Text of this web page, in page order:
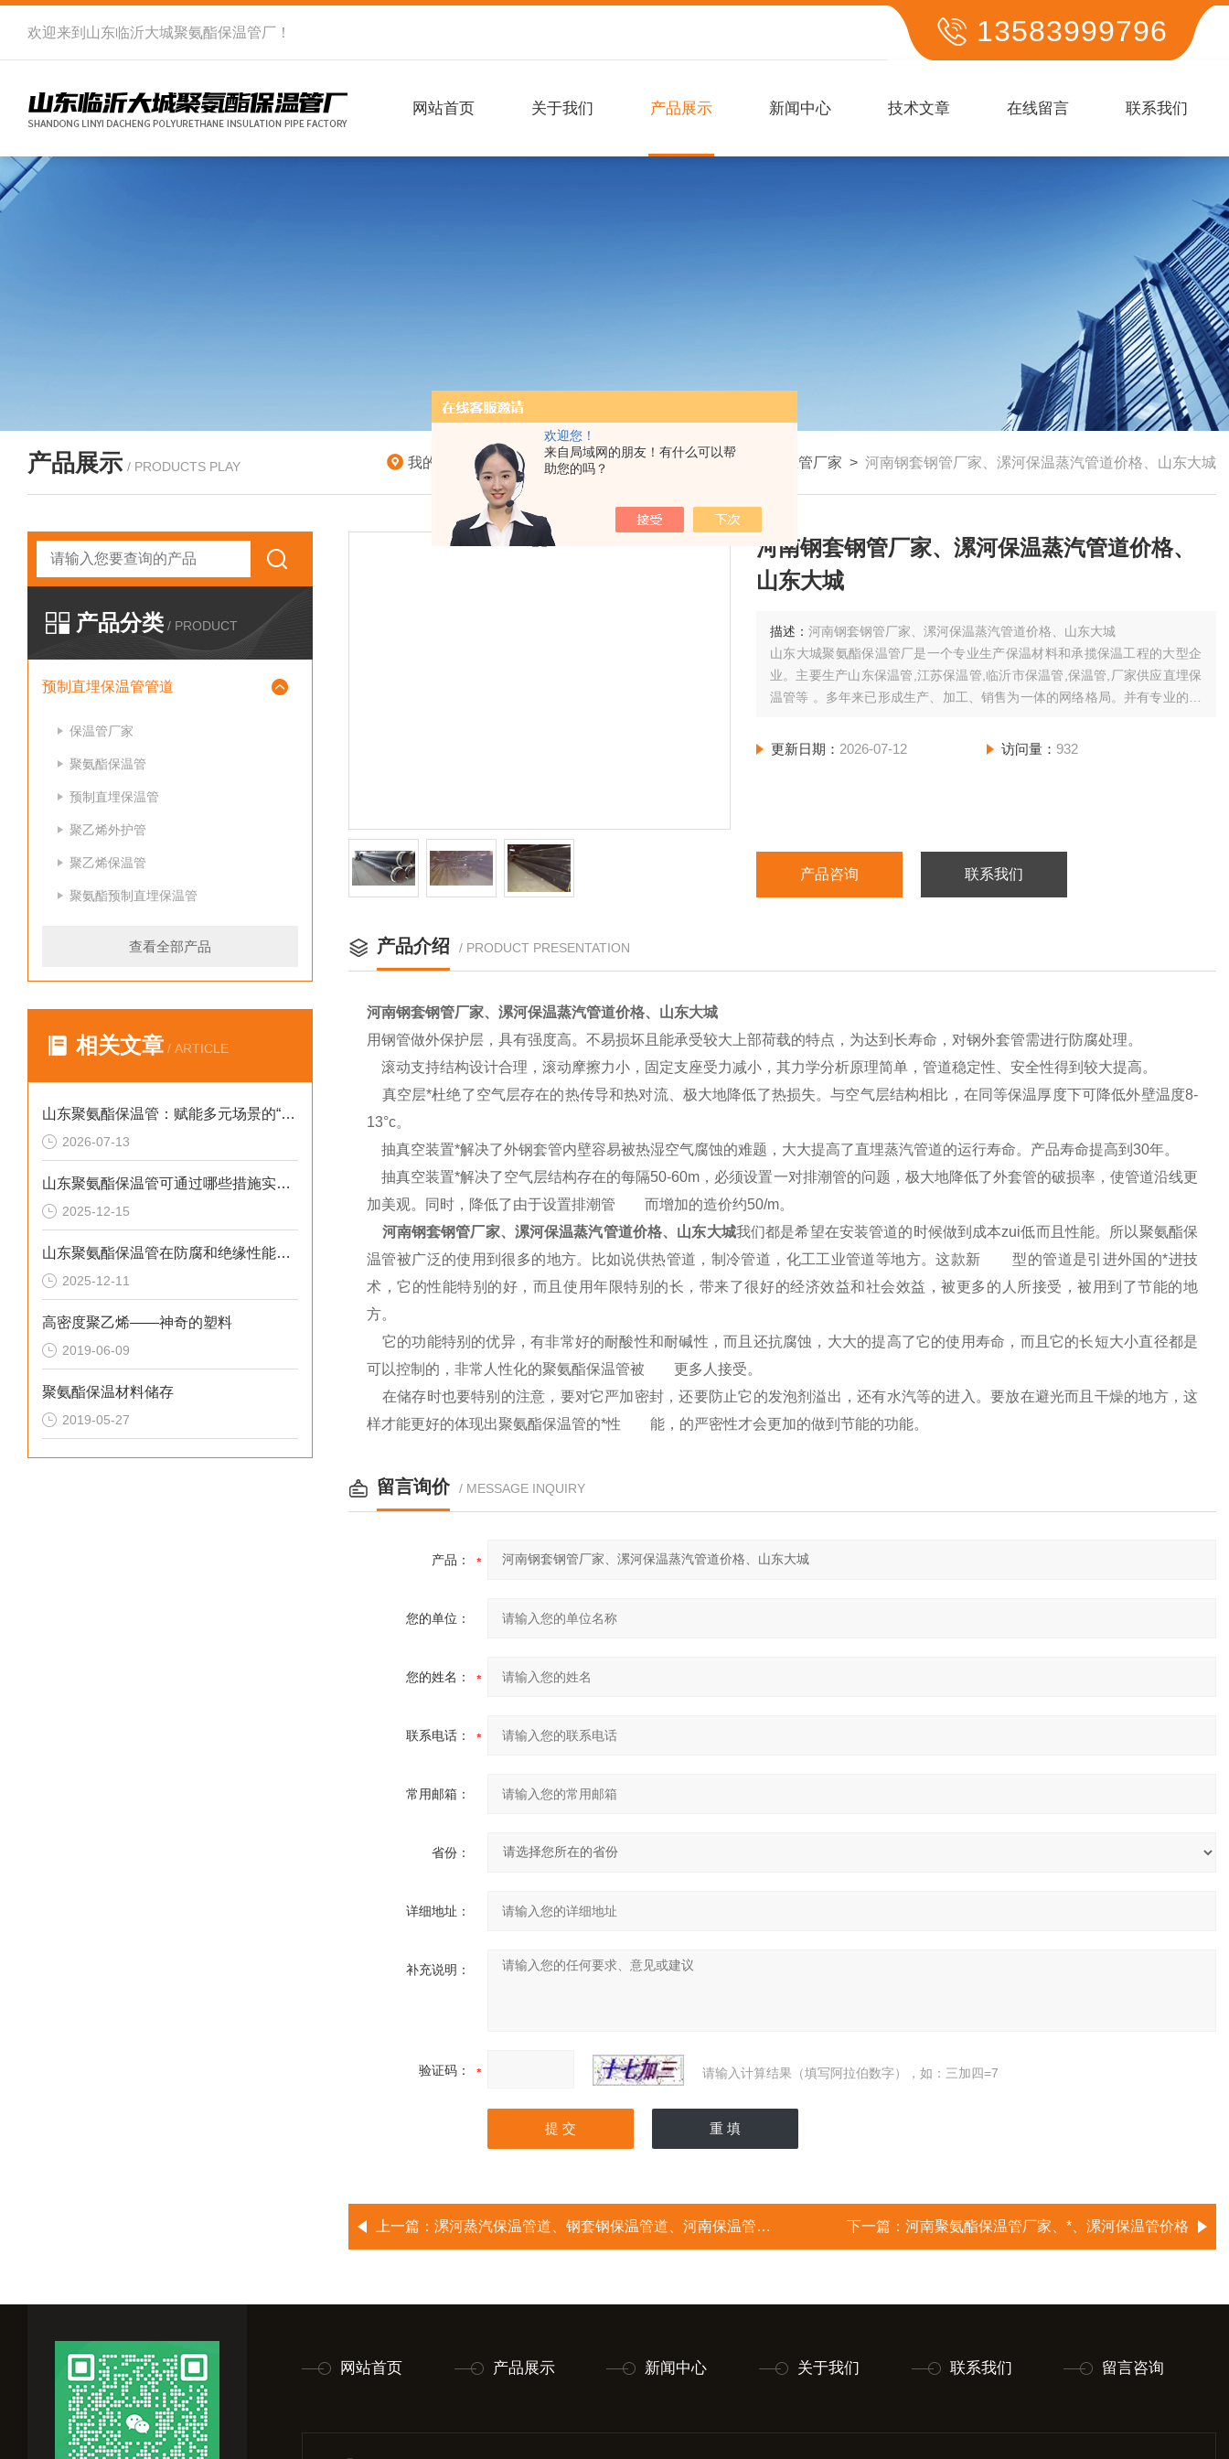
欢迎您！
来自局域网的朋友！有什么可以帮
助您的吗？
欢迎来到 山东临沂大城聚氨酯保温管厂 ！ 13583999796
网站首页 关于我们 产品展示 新闻中心 技术文章 在线留言 联系我们
产品展示 / PRODUCTS PLAY 我的位置： 首页> 产品展示> 预制直埋保温管管道 保温管厂家 > 河南钢套钢管厂家、漯河保温蒸汽管道价格、山东大城
产品分类 / PRODUCT
预制直埋保温管管道
保温管厂家
聚氨酯保温管
预制直埋保温管
聚乙烯外护管
聚乙烯保温管
聚氨酯预制直埋保温管
查看全部产品
相关文章 / ARTICLE
山东聚氨酯保温管：赋能多元场景的“隐形守护者”
2026-07-13
山东聚氨酯保温管可通过哪些措施实现快速施工
2025-12-15
山东聚氨酯保温管在防腐和绝缘性能方面表现优异
2025-12-11
高密度聚乙烯——神奇的塑料
2019-06-09
聚氨酯保温材料储存
2019-05-27
河南钢套钢管厂家、漯河保温蒸汽管道价格、
山东大城
描述：河南钢套钢管厂家、漯河保温蒸汽管道价格、山东大城
山东大城聚氨酯保温管厂是一个专业生产保温材料和承揽保温工程的大型企
业。主要生产山东保温管,江苏保温管,临沂市保温管,保温管,厂家供应直埋保
温管等 。多年来已形成生产、加工、销售为一体的网络格局。并有专业的施
更新日期： 2026-07-12 访问量： 932
产品咨询 联系我们
产品介绍 / PRODUCT PRESENTATION
河南钢套钢管厂家、漯河保温蒸汽管道价格、山东大城
用钢管做外保护层，具有强度高。不易损坏且能承受较大上部荷载的特点，为达到长寿命，对钢外套管需进行防腐处理。
滚动支持结构设计合理，滚动摩擦力小，固定支座受力减小，其力学分析原理简单，管道稳定性、安全性得到较大提高。
真空层*杜绝了空气层存在的热传导和热对流、极大地降低了热损失。与空气层结构相比，在同等保温厚度下可降低外壁温度8-
13°c。
抽真空装置*解决了外钢套管内壁容易被热湿空气腐蚀的难题，大大提高了直埋蒸汽管道的运行寿命。产品寿命提高到30年。
抽真空装置*解决了空气层结构存在的每隔50-60m，必须设置一对排潮管的问题，极大地降低了外套管的破损率，使管道沿线更
加美观。同时，降低了由于设置排潮管 而增加的造价约50/m。
河南钢套钢管厂家、漯河保温蒸汽管道价格、山东大城我们都是希望在安装管道的时候做到成本zui低而且性能。所以聚氨酯保
温管被广泛的使用到很多的地方。比如说供热管道，制冷管道，化工工业管道等地方。这款新 型的管道是引进外国的*进技
术，它的性能特别的好，而且使用年限特别的长，带来了很好的经济效益和社会效益，被更多的人所接受，被用到了节能的地
方。
它的功能特别的优异，有非常好的耐酸性和耐碱性，而且还抗腐蚀，大大的提高了它的使用寿命，而且它的长短大小直径都是
可以控制的，非常人性化的聚氨酯保温管被 更多人接受。
在储存时也要特别的注意，要对它严加密封，还要防止它的发泡剂溢出，还有水汽等的进入。要放在避光而且干燥的地方，这
样才能更好的体现出聚氨酯保温管的*性 能，的严密性才会更加的做到节能的功能。
留言询价 / MESSAGE INQUIRY
产品：
您的单位：
您的姓名：
联系电话：
常用邮箱：
省份：
详细地址：
补充说明：
验证码： 请输入计算结果（填写阿拉伯数字），如：三加四=7
上一篇： 漯河蒸汽保温管道、钢套钢保温管道、河南保温管厂家 下一篇： 河南聚氨酯保温管厂家、*、漯河保温管价格
网站首页 产品展示 新闻中心 关于我们 联系我们 留言咨询